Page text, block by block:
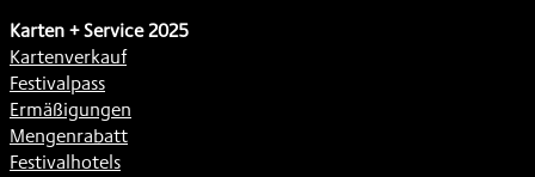
Karten + Service 2025
Kartenverkauf
Festivalpass
Ermäßigungen
Mengenrabatt
Festivalhotels